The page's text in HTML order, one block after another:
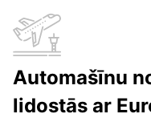
Automašīnu
lidostās ar